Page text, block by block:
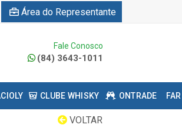
Área do Representante
Fale Conosco
(84) 3643-1011
CLUBE WHISKY ONTRADE
VOLTAR